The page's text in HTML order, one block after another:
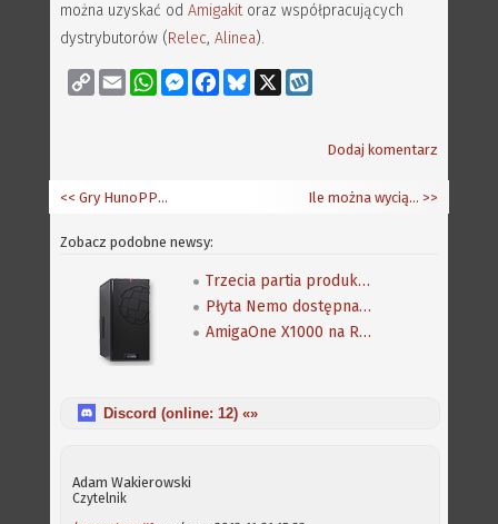
można uzyskać od Amigakitoraz współpracujących
dystrybutorów (Relec, Alinea).
Copy
Link
Email WhatsAppMessenger
FacebookBluesky
Dodaj komentarz
Ile można wyciągnąć z Indivision AGA Mk2? >>
<< Gry HunoPPC w dystrybucji internetowej
Zobacz podobne newsy:
Trzecia partia produkcyjna Amigi One X1000
Płyta Nemo dostępna w sprzedaży
AmigaOne X1000 na RetroKomp 2013
Discord (online: 12) «»
Adam Wakierowski
Czytelnik